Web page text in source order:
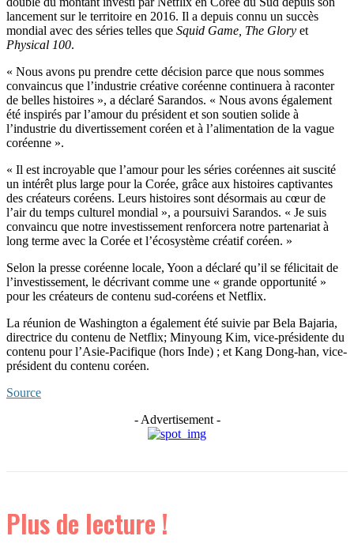
lancement sur le territoire en 2016. Il a depuis connu un succès
mondial avec des séries telles que Squid Game, The Glory et
Physical 100.
« Nous avons pu prendre cette décision parce que nous sommes
convaincus que l’industrie créative coréenne continuera à raconter
de belles histoires », a déclaré Sarandos. « Nous avons également
été inspirés par l’amour du président et son soutien solide à
l’industrie du divertissement coréen et à l’alimentation de la vague
coréenne ».
« Il est incroyable que l’amour pour les séries coréennes ait suscité
un intérêt plus large pour la Corée, grâce aux histoires captivantes
des créateurs coréens. Leurs histoires sont désormais au cœur de
l’air du temps culturel mondial », a poursuivi Sarandos. « Je suis
convaincu que notre investissement renforcera notre partenariat à
long terme avec la Corée et l’écosystème créatif coréen. »
Selon la presse coréenne locale, Yoon a déclaré qu’il se félicitait de
l’investissement, le décrivant comme une « grande opportunité »
pour les créateurs de contenu sud-coréens et Netflix.
La réunion de Washington a également été suivie par Bela Bajaria,
directrice du contenu de Netflix; Minyoung Kim, vice-présidente du
contenu pour l’Asie-Pacifique (hors Inde) ; et Kang Dong-han, vice-
président du contenu coréen.
Source
- Advertisement -
Plus de lecture !